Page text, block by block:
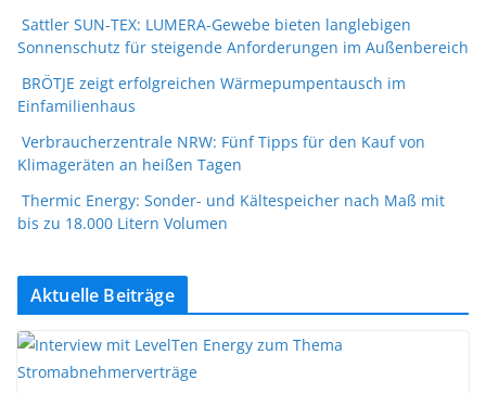
Sattler SUN-TEX: LUMERA-Gewebe bieten langlebigen
Sonnenschutz für steigende Anforderungen im Außenbereich
BRÖTJE zeigt erfolgreichen Wärmepumpentausch im
Einfamilienhaus
Verbraucherzentrale NRW: Fünf Tipps für den Kauf von
Klimageräten an heißen Tagen
Thermic Energy: Sonder- und Kältespeicher nach Maß mit
bis zu 18.000 Litern Volumen
Aktuelle Beiträge